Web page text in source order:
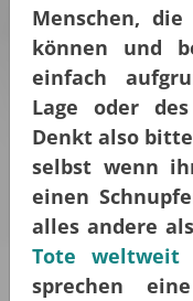
Menschen,
können und
einfach
Lage oder
Denkt also
selbst wenn
einen
alles andere
Tote weltweit
sprechen